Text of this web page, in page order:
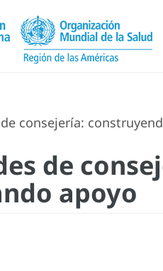
consejería:
de
apoyo